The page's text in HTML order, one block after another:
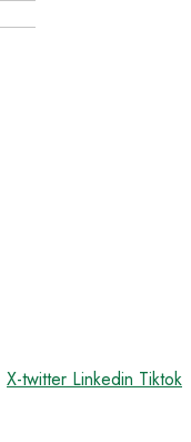
X-twitter Linkedin Tiktok